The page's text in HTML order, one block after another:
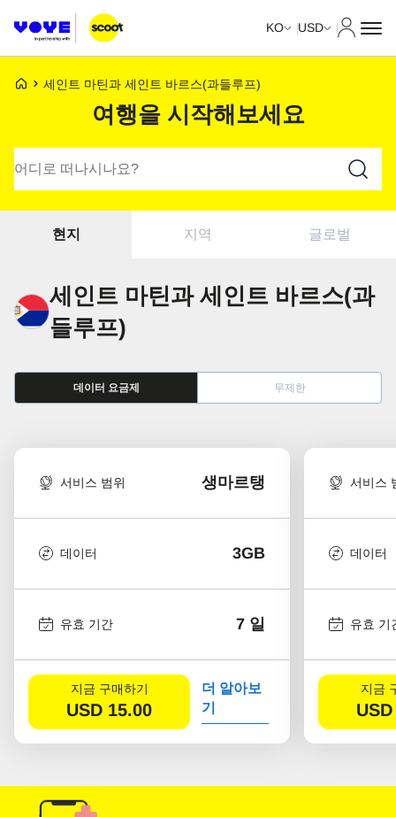
KO USD
Voye 홈페이지
세인트 마틴과 세인트 바르스(과들루프)
여행을 시작해보세요
현지 지역 글로벌
세인트 마틴과 세인트 바르스(과
들루프)
데이터 요금제 무제한
서비스 범위 생마르탱
데이터 3GB
유효 기간 7 일
지금 구매하기
USD 15.00
더 알아보
기
서비스
데이터
유효 기
지금
USD